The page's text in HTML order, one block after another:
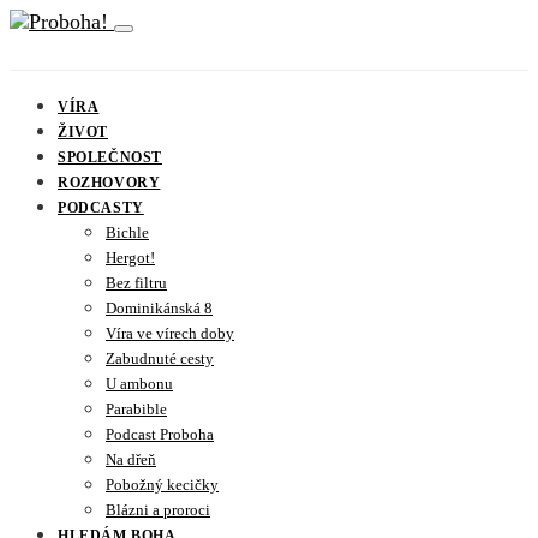
VÍRA
ŽIVOT
SPOLEČNOST
ROZHOVORY
PODCASTY
Bichle
Hergot!
Bez filtru
Dominikánská 8
Víra ve vírech doby
Zabudnuté cesty
U ambonu
Parabible
Podcast Proboha
Na dřeň
Pobožný kecičky
Blázni a proroci